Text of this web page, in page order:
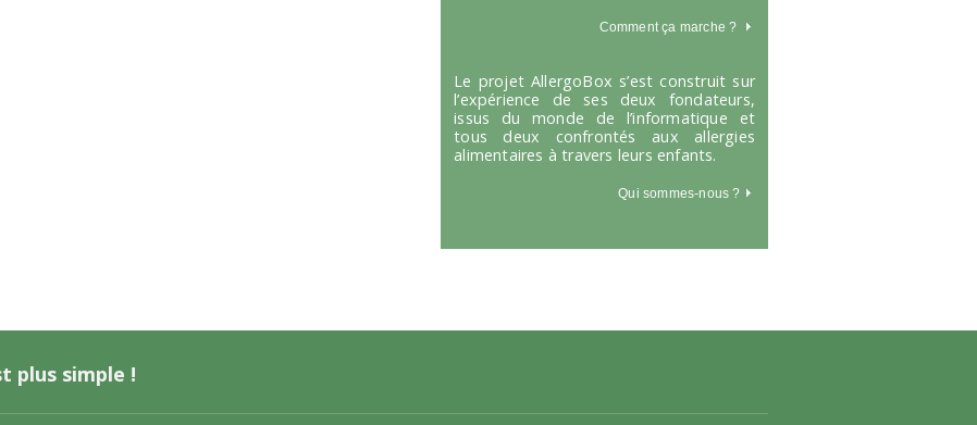
Comment ça marche ?
Le projet AllergoBox s’est construit sur
l’expérience de ses deux fondateurs,
issus du monde de l’informatique et
tous deux confrontés aux allergies
alimentaires à travers leurs enfants.
Qui sommes-nous ?
plus simple !